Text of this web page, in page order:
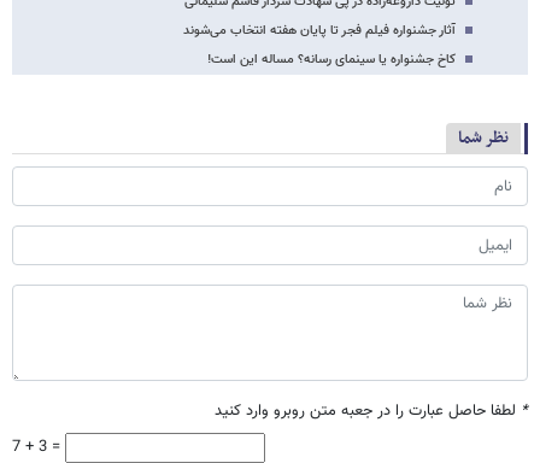
آثار جشنواره‌ فیلم فجر تا پایان هفته انتخاب می‌شوند
کاخ جشنواره یا سینمای رسانه؟ مساله این است!
نظر شما
* لطفا حاصل عبارت را در جعبه متن روبرو وارد کنید
7 + 3 =